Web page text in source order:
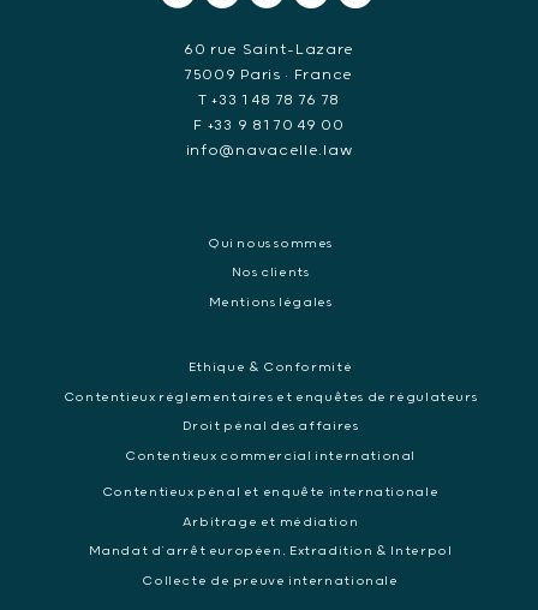
60 rue Saint-Lazare
75009 Paris • France
T +33 1 48 78 76 78
F +33 9 81 70 49 00
info@navacelle.law
Qui nous sommes
Nos clients
Mentions légales
Ethique & Conformité
Contentieux réglementaires et enquêtes de régulateurs
Droit pénal des affaires
Contentieux commercial international
Contentieux pénal et enquête internationale
Arbitrage et médiation
Mandat d’arrêt européen, Extradition & Interpol
Collecte de preuve internationale